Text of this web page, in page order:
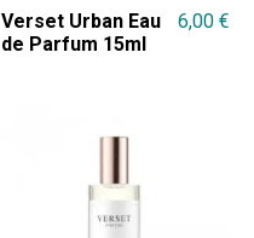
Verset Urban Eau
de Parfum 15ml
6,00 €